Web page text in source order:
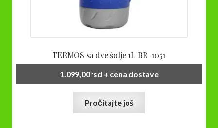
TERMOS sa dve šolje 1L BR-1051
1.099,00rsd + cena dostave
Pročitajte još